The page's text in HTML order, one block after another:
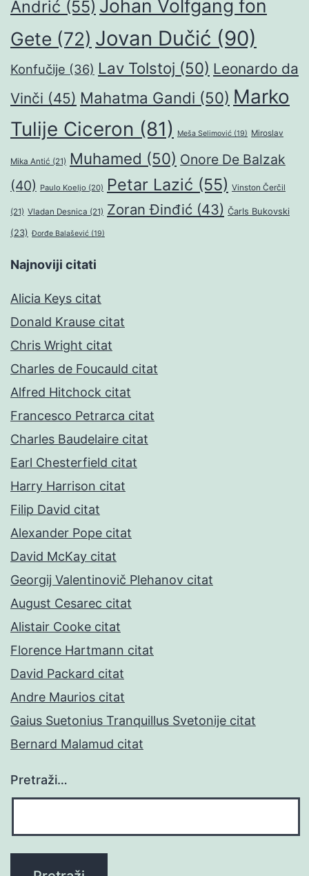
Andrić (55) Johan Volfgang fon
Gete (72) Jovan Dučić (90)
Konfučije (36) Lav Tolstoj (50) Leonardo da
Vinči (45) Mahatma Gandi (50) Marko
Tulije Ciceron (81) Meša Selimović (19) Miroslav
Mika Antić (21) Muhamed (50) Onore De Balzak
(40) Paulo Koeljo (20) Petar Lazić (55) Vinston Čerčil
(21) Vladan Desnica (21) Zoran Đinđić (43) Čarls Bukovski
(23) Đorđe Balašević (19)
Najnoviji citati
Alicia Keys citat
Donald Krause citat
Chris Wright citat
Charles de Foucauld citat
Alfred Hitchock citat
Francesco Petrarca citat
Charles Baudelaire citat
Earl Chesterfield citat
Harry Harrison citat
Filip David citat
Alexander Pope citat
David McKay citat
Georgij Valentinovič Plehanov citat
August Cesarec citat
Alistair Cooke citat
Florence Hartmann citat
David Packard citat
Andre Maurios citat
Gaius Suetonius Tranquillus Svetonije citat
Bernard Malamud citat
Pretraži…